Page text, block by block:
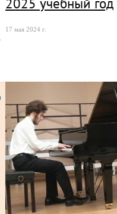
2025 учебный год
17 мая 2024 г.